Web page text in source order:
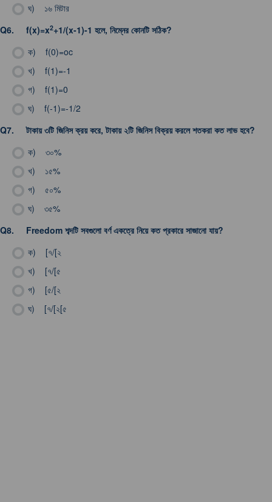
ঘ)
১৬ মিটার
Q6.
f(x)=x2+1/(x-1)-1 হলে, নিম্নের কোনটি সঠিক?
ক)
f(0)=oc
খ)
f(1)=-1
গ)
f(1)=0
ঘ)
f(-1)=-1/2
Q7.
টাকায় ৩টি জিনিস ক্রয় করে, টাকায় ২টি জিনিস বিক্রয় করলে শতকরা কত লাভ হবে?
ক)
৩০%
খ)
১৫%
গ)
৫০%
ঘ)
৩৫%
Q8.
Freedom শব্দটি সবগুলো বর্ণ একত্রে নিয়ে কত প্রকারে সাজানো যায়?
ক)
[৭/[২
খ)
[৭/[৫
গ)
[৫/[২
ঘ)
[৭/[২[৫